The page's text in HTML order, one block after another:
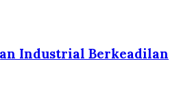
Industrial Berkeadilan